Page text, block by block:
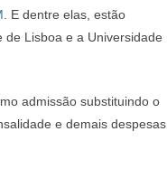
. E dentre elas, estão
Lisboa e a Universidade
admissão substituindo o
e demais despesas